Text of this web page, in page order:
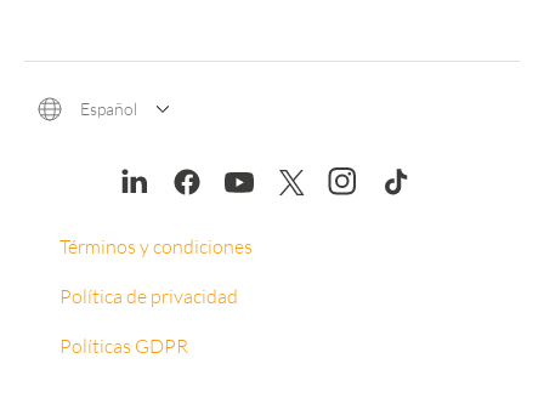
Español
Términos y condiciones
Política de privacidad
Políticas GDPR